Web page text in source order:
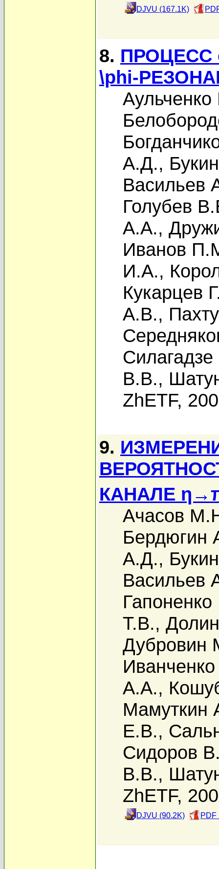
DJVU (167.1K)
8. ПРОЦЕСС
\phi-
А.Д.,
Васильев
Голубев
А.А.,
Иванов
И.А.,
Кукарцев
А.В.,
В.В.,
ZhETF,
9.
КАНАЛЕ
Ачасов
Бердюгин
А.Д.,
Васильев
Т.В.,
Дубровин
А.А.,
Мамуткин
Е.В.,
Сидоров
В.В.,
ZhETF,
DJVU (90.2K) PDF